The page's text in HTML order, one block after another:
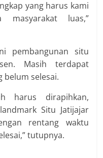
yang harus kami
masyarakat luas,”
pembangunan situ
Masih terdapat
belum selesai.
harus dirapihkan,
Situ Jatijajar
rentang waktu
tutupnya.